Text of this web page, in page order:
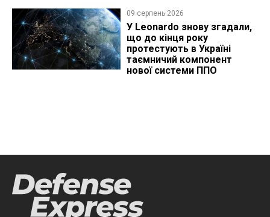
09 серпень 2026
У Leonardo знову згадали,
що до кінця року
протестують в Україні
таємничий компонент
нової системи ППО